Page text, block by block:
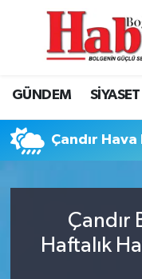
GÜNDEM SİYASET
Çandır Hava
Çandır
Haftalık
GÜNDEM
SİYASET
EKONOMİ
TARIM
GÜNDEM
EKONOMİ
SİYASET
SPOR
Boğazlıyan
Boğazlıyan
TFF 3.Lig
Son Dakika